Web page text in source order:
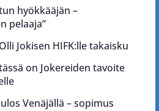
hyökkääjän –
pelaaja”
Jokisen HIFK:lle takaisku
on Jokereiden tavoite
Venäjällä – sopimus